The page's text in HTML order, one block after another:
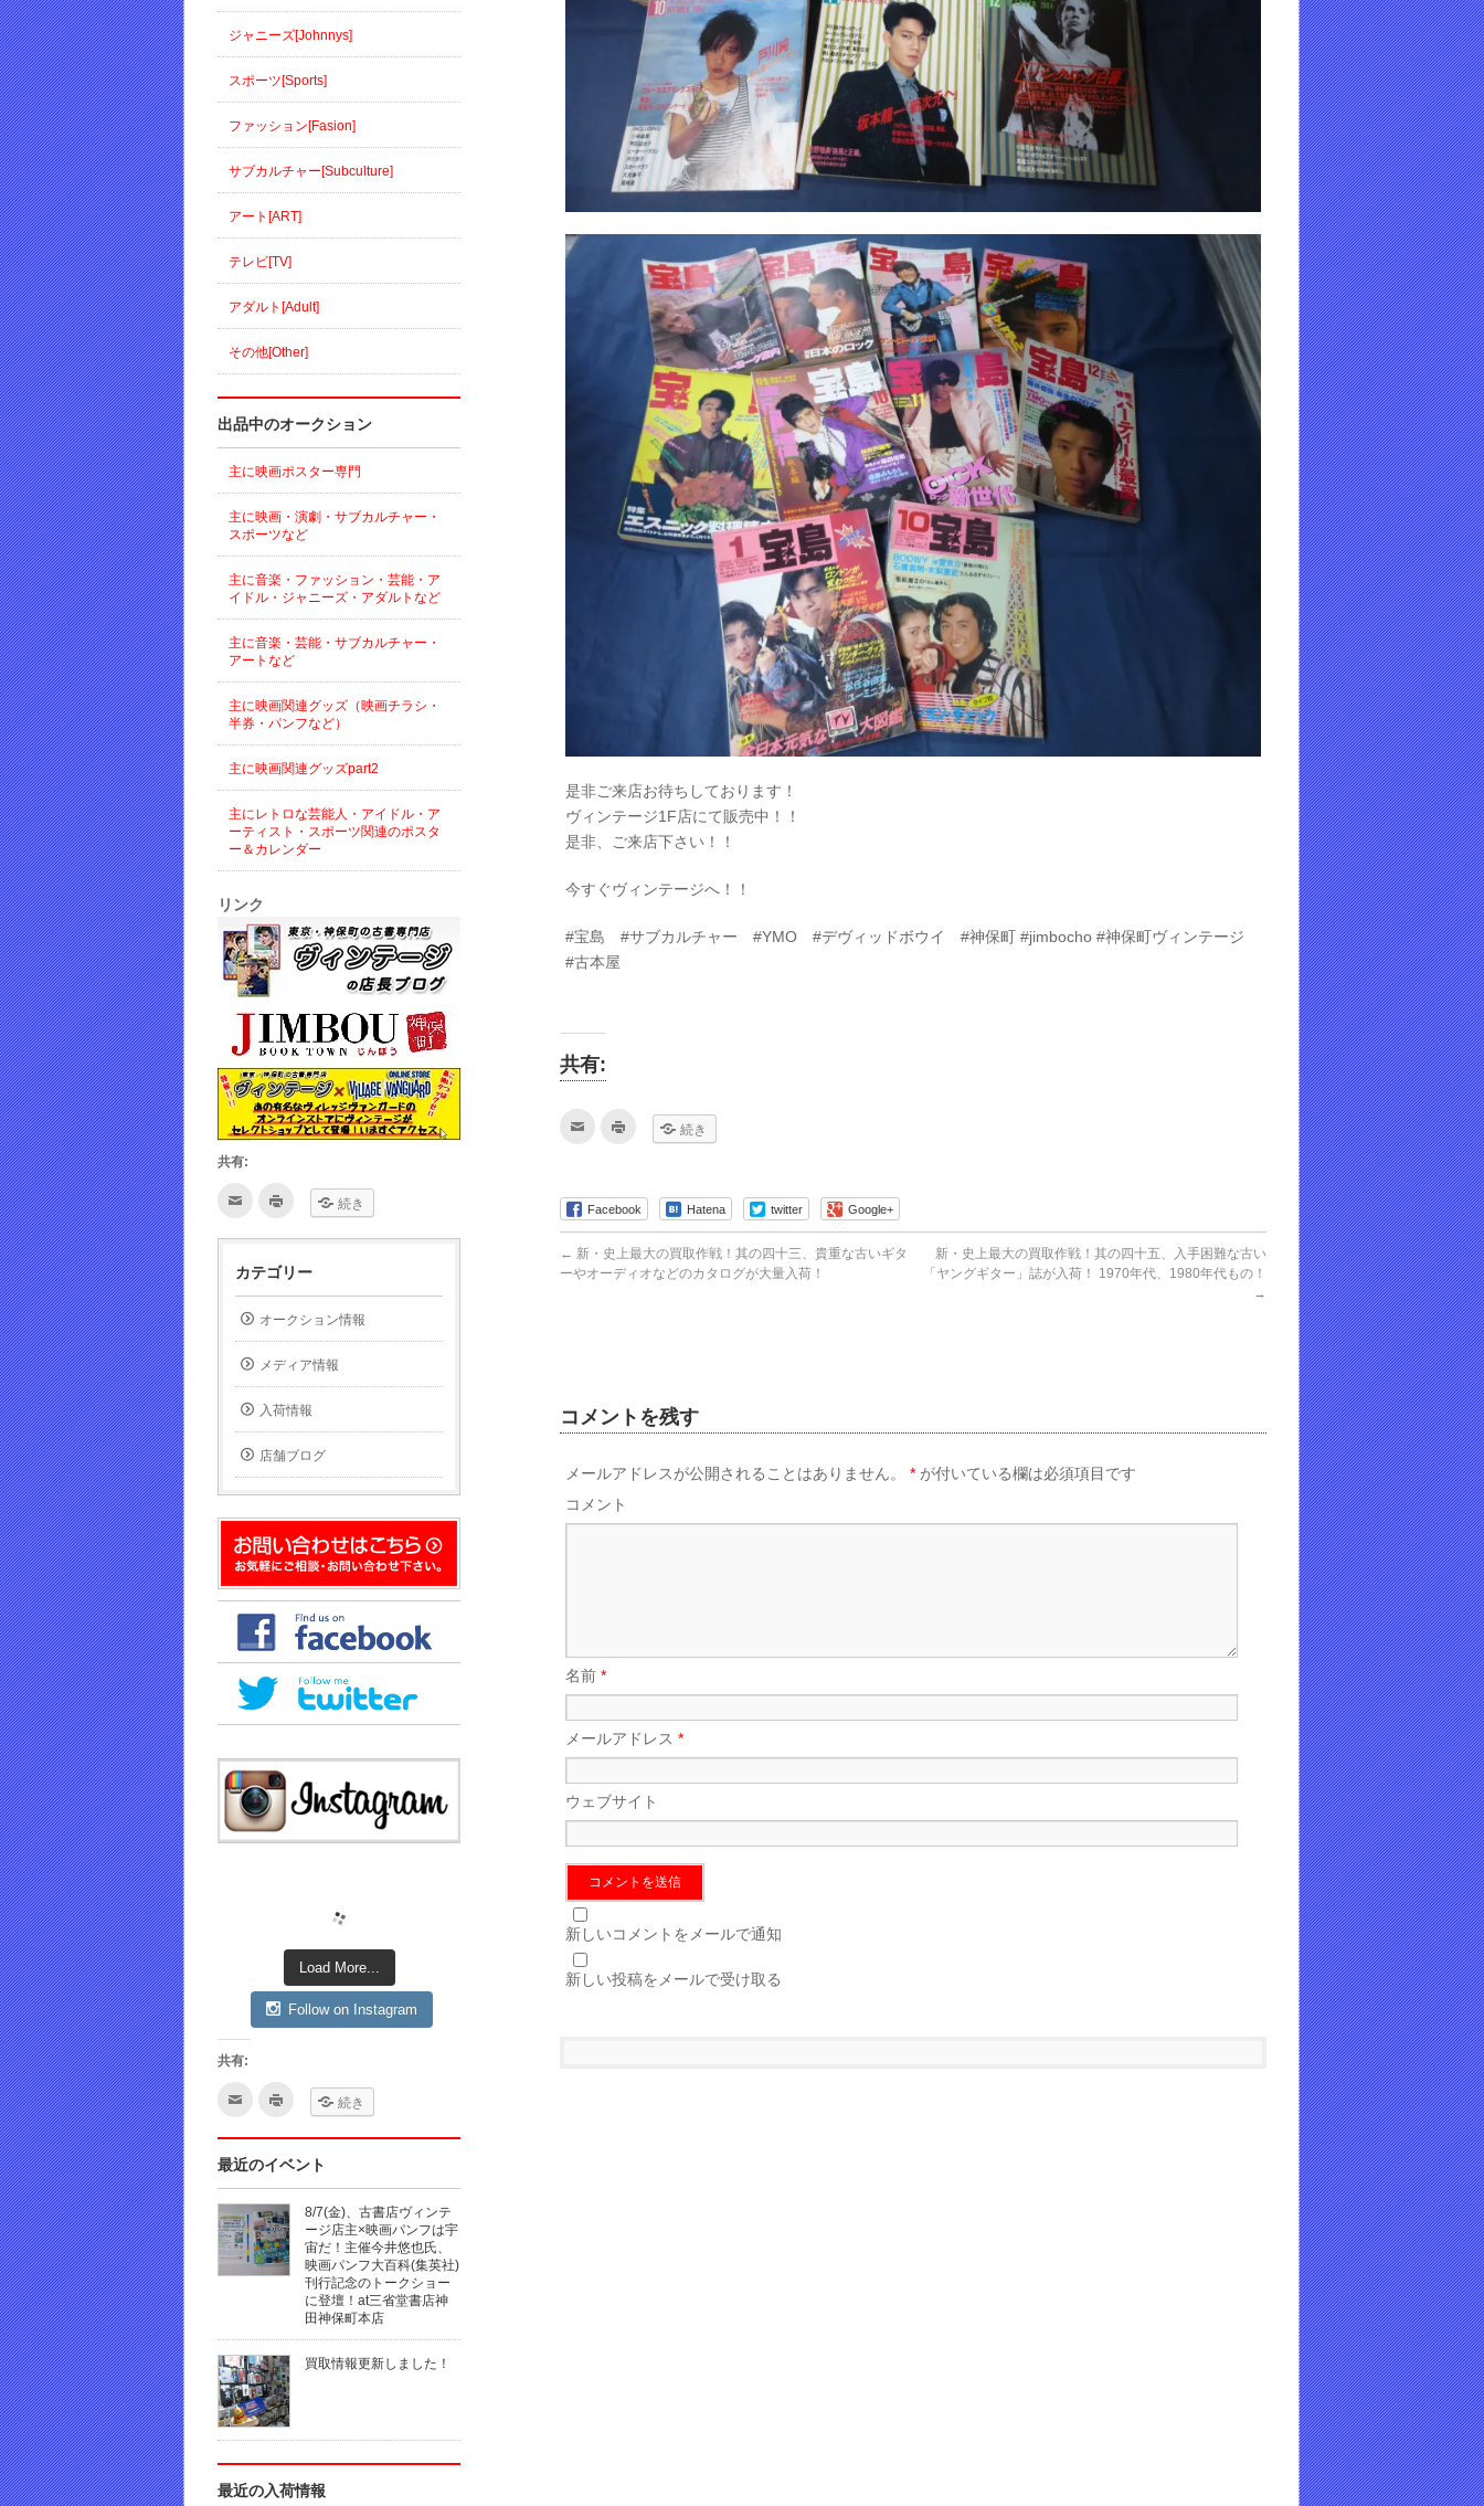
是非ご来店お待ちしております！
ヴィンテージ1F店にて販売中！！
是非、ご来店下さい！！
今すぐヴィンテージへ！！
#宝島 #サブカルチャー #YMO #デヴィッドボウイ #神保町 #jimbocho #神保町ヴィンテージ
#古本屋
共有:
友
達
へ
メ
ー
ル
で
ウ
で
ま
す)
印
刷
(新
し
い
ウ
ィ
続き
Facebook Hatena twitter Google+
← 新・史上最大の買取作戦！其の四十三、貴重な古いギタ
ーやオーディオなどのカタログが大量入荷！
新・史上最大の買取作戦！其の四十五、入手困難な古い
「ヤングギター」誌が入荷！ 1970年代、1980年代もの！
→
コメントを残す
メールアドレスが公開されることはありません。 * が付いている欄は必須項目です
コメント
名前 *
メールアドレス *
ウェブサイト
新しいコメントをメールで通知
新しい投稿をメールで受け取る
ジャニーズ[Johnnys]
スポーツ[Sports]
ファッション[Fasion]
サブカルチャー[Subculture]
アート[ART]
テレビ[TV]
アダルト[Adult]
その他[Other]
出品中のオークション
主に映画ポスター専門
主に映画・演劇・サブカルチャー・
スポーツなど
主に音楽・ファッション・芸能・ア
イドル・ジャニーズ・アダルトなど
主に音楽・芸能・サブカルチャー・
アートなど
主に映画関連グッズ（映画チラシ・
半券・パンフなど）
主に映画関連グッズpart2
主にレトロな芸能人・アイドル・ア
ーティスト・スポーツ関連のポスタ
ー＆カレンダー
リンク
共有:
ク
て
友
メ
ー
ル
で
送
信
し
ウ
ィ
ン
ド
開
ま
す)
ク
て
印
し
い
ウ
ィ
ン
ド
で
開
き
ま
す)
続き
カテゴリー
オークション情報
メディア情報
入荷情報
店舗ブログ
Load More...
Follow on Instagram
共有:
ク
て
友
達
へ
メ
ー
ル
で
送
信
ウ
ン
ド
ウ
で
開
き
ま
ク
て
印
刷
(新
し
い
ウ
ィ
ン
ド
き
す)
続き
最近のイベント
8/7(金)、古書店ヴィンテ
ージ店主×映画パンフは宇
宙だ！主催今井悠也氏、
映画パンフ大百科(集英社)
刊行記念のトークショー
に登壇！at三省堂書店神
田神保町本店
買取情報更新しました！
最近の入荷情報